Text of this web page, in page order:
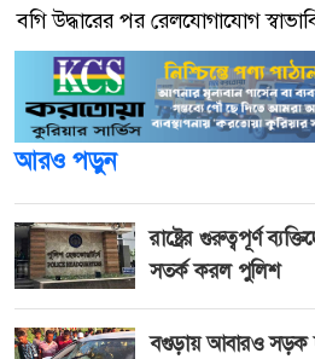
বগি উদ্ধারের পর রেলযোগাযোগ
আরও পড়ুন
রাষ্ট্রের গুরুত্বপূর্ণ
সতর্ক করল পুলিশ
বগুড়ায় আবারও সড়ক